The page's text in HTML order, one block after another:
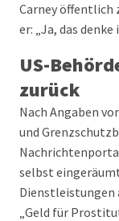
Carney öffentlich
er: „Ja, das denke
US-
zurück
Nach Angaben
und
selbst
Dienstleistungen
„Geld für